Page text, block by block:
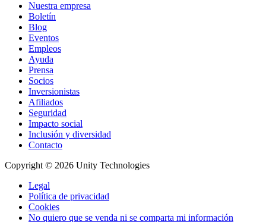
Nuestra empresa
Boletín
Blog
Eventos
Empleos
Ayuda
Prensa
Socios
Inversionistas
Afiliados
Seguridad
Impacto social
Inclusión y diversidad
Contacto
Copyright © 2026 Unity Technologies
Legal
Política de privacidad
Cookies
No quiero que se venda ni se comparta mi información